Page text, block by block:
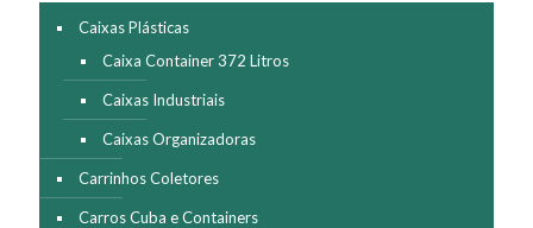
Caixas Plásticas
Caixa Container 372 Litros
Caixas Industriais
Caixas Organizadoras
Carrinhos Coletores
Carros Cuba e Containers